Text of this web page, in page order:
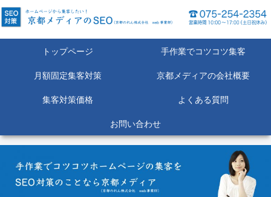
トップページ
手作業でコツコツ集客
月額固定集客対策
京都メディアの会社概要
集客対策価格
よくある質問
お問い合わせ